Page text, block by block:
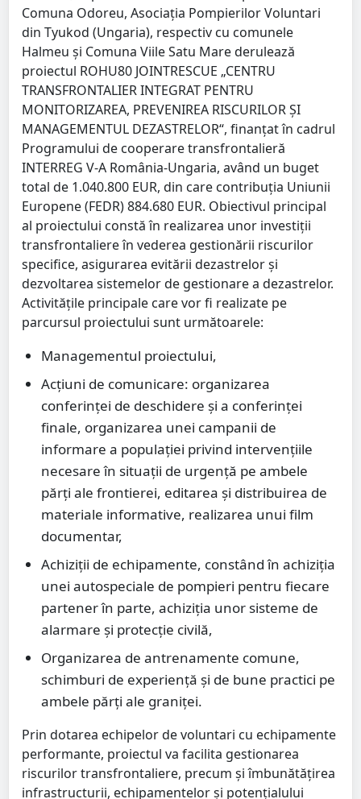
Comuna Odoreu, Asociaţia Pompierilor Voluntari
din Tyukod (Ungaria), respectiv cu comunele
Halmeu și Comuna Viile Satu Mare derulează
proiectul ROHU80 JOINTRESCUE „CENTRU
TRANSFRONTALIER INTEGRAT PENTRU
MONITORIZAREA, PREVENIREA RISCURILOR ȘI
MANAGEMENTUL DEZASTRELOR“, finanţat în cadrul
Programului de cooperare transfrontalieră
INTERREG V-A România-Ungaria, având un buget
total de 1.040.800 EUR, din care contribuţia Uniunii
Europene (FEDR) 884.680 EUR. Obiectivul principal
al proiectului constă în realizarea unor investiții
transfrontaliere în vederea gestionării riscurilor
specifice, asigurarea evitării dezastrelor și
dezvoltarea sistemelor de gestionare a dezastrelor.
Activităţile principale care vor fi realizate pe
parcursul proiectului sunt următoarele:
Managementul proiectului,
Acţiuni de comunicare: organizarea
conferinţei de deschidere şi a conferinţei
finale, organizarea unei campanii de
informare a populaţiei privind intervențiile
necesare în situații de urgență pe ambele
părţi ale frontierei, editarea și distribuirea de
materiale informative, realizarea unui film
documentar,
Achiziţii de echipamente, constând în achiziția
unei autospeciale de pompieri pentru fiecare
partener în parte, achiziția unor sisteme de
alarmare și protecție civilă,
Organizarea de antrenamente comune,
schimburi de experiență și de bune practici pe
ambele părţi ale graniței.
Prin dotarea echipelor de voluntari cu echipamente
performante, proiectul va facilita gestionarea
riscurilor transfrontaliere, precum și îmbunătățirea
infrastructurii, echipamentelor și potențialului